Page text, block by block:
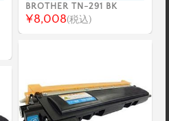
BROTHER TN-291 BK
¥8,008(税込)